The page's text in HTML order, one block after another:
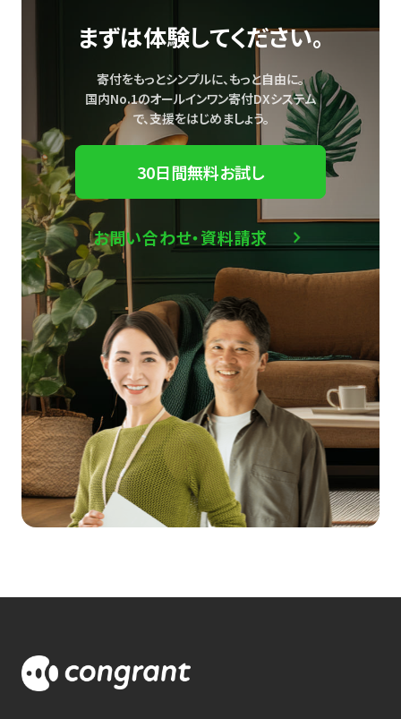
まずは体験してください。
寄付をもっとシンプルに、もっと自由に。
国内No.1のオールインワン寄付DXシステム
で、支援をはじめましょう。
30日間無料お試し
お問い合わせ・資料請求